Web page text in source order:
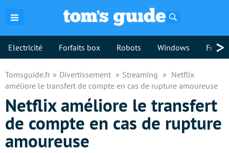
Electricité Forfaits box Robots Windows >
Tomsguide.fr Divertissement Streaming
Netflix
améliore le transfert de compte en cas de rupture amoureuse
Netflix améliore le transfert
de compte en cas de rupture
amoureuse